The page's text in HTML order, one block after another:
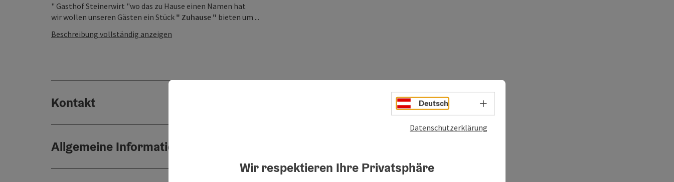
" Gasthof Steinerwirt "wo das zu Hause einen Namen hat
wir wollen unseren Gästen ein Stück " Zuhause " bieten um ...
Beschreibung vollständig anzeigen
Kontakt
Allgemeine Informationen
Deutsch Sprachwahl - Menü öffnen
Datenschutzerklärung
Wir respektieren Ihre Privatsphäre